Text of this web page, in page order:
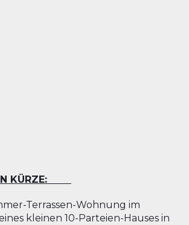
IN KÜRZE:
Terrassen-Wohnung im
kleinen 10-Parteien-Hauses in